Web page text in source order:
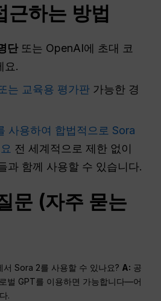
근하는 방법
단 또는 OpenAI에 초대 코
요.
는 교육용 평가판 가능한 경
사용하여 합법적으로 Sora
전 세계적으로 제한 없이
과 함께 사용할 수 있습니다.
문 (자주 묻는
서 Sora 2를 사용할 수 있나요? A: 공
벌 GPT를 이용하면 가능합니다—어
.